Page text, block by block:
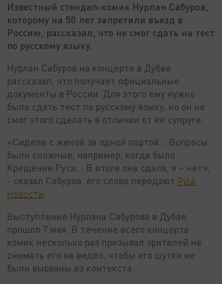
Известный стендап-комик Нурлан Сабуров,
которому на 50 лет запретили въезд в
Россию, рассказал, что не смог сдать на тест
по русскому языку.
Нурлан Сабуров на концерте в Дубае
рассказал, что получает официальные
документы в России. Для этого ему нужно
было сдать тест по русскому языку, но он не
смог этого сделать в отличии от её супруги.
«Сидели с женой за одной партой… Вопросы
были сложные, например, когда было
Крещение Руси… В итоге она сдала, я – нет»,
- сказал Сабуров, его слова передают РИА
Новости
Выступление Нурлана Сабурова в Дубае
прошло 7 мая. В течение всего концерта
комик несколько раз призывал зрителей не
снимать его на видео, чтобы его шутки не
были вырваны из контекста.